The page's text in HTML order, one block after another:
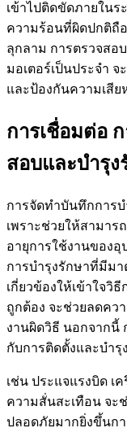
เข้าไปติดขัดภายในร
ความร้อนที่ผิดปกติถื
ลุกลาม การตรวจสอ
มอเตอร์เป็นประจำ
และป้องกันความเสีย
การเชื่อมต่อ
สอบและบำรุ
การจัดทำบันทึกการบ
เพราะช่วยให้สามา
อายุการใช้งานของ
การบำรุงรักษาที่มีม
เกี่ยวข้องให้เข้าใจวิ
ถูกต้อง จะช่วยลดคว
งานผิดวิธี นอกจากนี้
กับการติดตั้งและบำรุ
เช่น ประแจแรงบิด เ
ความสั่นสะเทือน จะ
ปลอดภัยมากยิ่งขึ้นกา